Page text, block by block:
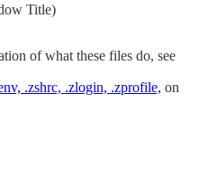
Title)
of what these files do, see
.zshrc, .zlogin, .zprofile, on